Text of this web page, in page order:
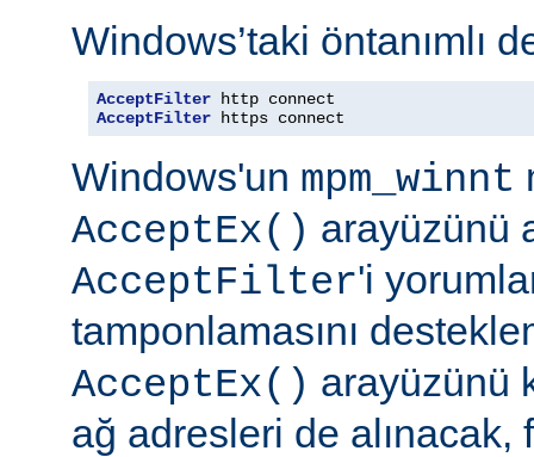
Windows’taki öntanımlı
AcceptFilter
AcceptFilter https connect
Windows'un mpm_winnt
AcceptEx() arayüzünü
AcceptFilter'i
tamponlamasını
AcceptEx() arayüzünü
ağ adresleri de alınacak,